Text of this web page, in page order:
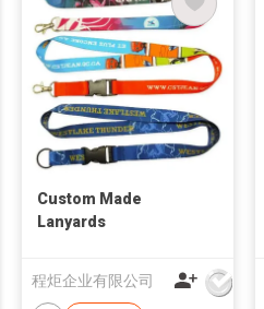
Custom Made
Lanyards
程炬企业有限公司